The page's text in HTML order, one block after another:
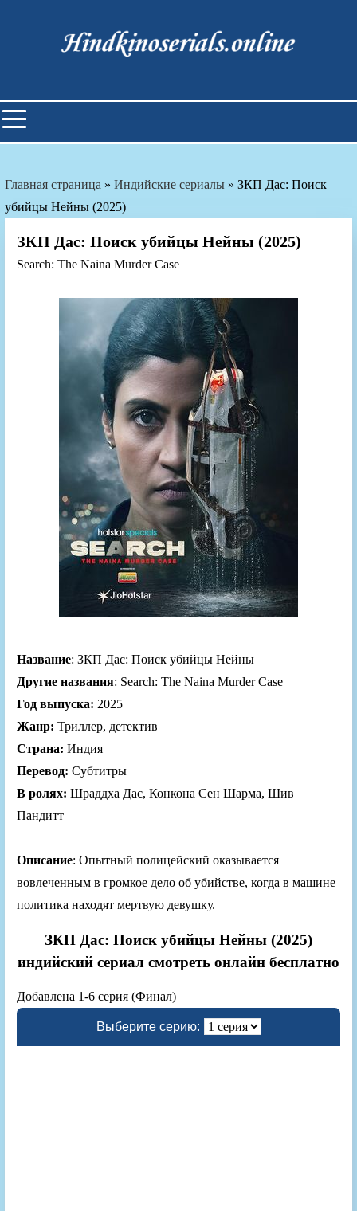
Индийские фильмы смотреть
онлайн
Главная страница » Индийские сериалы » ЗКП Дас: Поиск
убийцы Нейны (2025)
ЗКП Дас: Поиск убийцы Нейны (2025)
Search: The Naina Murder Case
Название: ЗКП Дас: Поиск убийцы Нейны
Другие названия: Search: The Naina Murder Case
Год выпуска: 2025
Жанр: Триллер, детектив
Страна: Индия
Перевод: Субтитры
В ролях: Шраддха Дас, Конкона Сен Шарма, Шив
Пандитт
Описание: Опытный полицейский оказывается
вовлеченным в громкое дело об убийстве, когда в машине
политика находят мертвую девушку.
ЗКП Дас: Поиск убийцы Нейны (2025)
индийский сериал смотреть онлайн бесплатно
Добавлена 1-6 серия (Финал)
Выберите серию: